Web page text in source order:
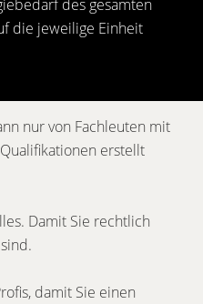
des gesamten
die jeweilige Einheit
nur von Fachleuten mit
erstellt
Damit Sie rechtlich
damit Sie einen